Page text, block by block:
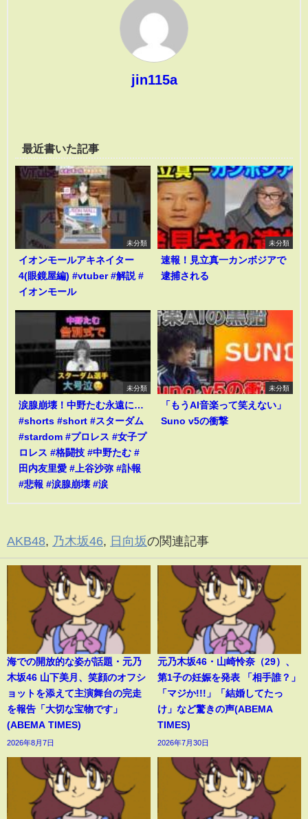
jin115a
最近書いた記事
未分類
イオンモールアキネイター
4(眼鏡屋編) #vtuber #解説 #
イオンモール
未分類
速報！見立真一カンボジアで
逮捕される
未分類
涙腺崩壊！中野たむ永遠に…
#shorts #short #スターダム
#stardom #プロレス #女子プ
ロレス #格闘技 #中野たむ #
田内友里愛 #上谷沙弥 #訃報
#悲報 #涙腺崩壊 #涙
未分類
「もうAI音楽って笑えない」
Suno v5の衝撃
AKB48, 乃木坂46, 日向坂の関連記事
海での開放的な姿が話題・元乃
木坂46 山下美月、笑顔のオフシ
ョットを添えて主演舞台の完走
を報告「大切な宝物です」
(ABEMA TIMES)
2026年8月7日
元乃木坂46・山崎怜奈（29）、
第1子の妊娠を発表 「相手誰？」
「マジか!!!」「結婚してたっ
け」など驚きの声(ABEMA
TIMES)
2026年7月30日